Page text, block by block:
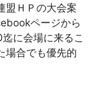
盟ＨＰの大会案
ページから
に会場に来るこ
場合でも優先的